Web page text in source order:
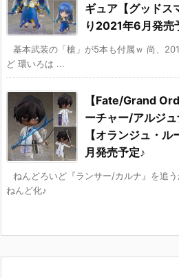
ギュア【グッドス
り2021年6月発売
基本武装の「槍」が5本も付属ｗ 尚、
ど 環いろは ...
【Fate/Grand
ーチャー/アルジ
【オランジュ・
月発売予定♪
ねんどろいど『ランサー/カルナ』を追
ねんど化♪